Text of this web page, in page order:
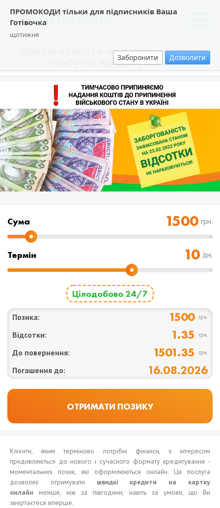
ПРОМОКОДИ тільки для підписників Ваша
Готівочка
щотижня
Заборонити Дозволити
Швидкі кредити на картку онлайн:
майбутнє кредитування
Cума грн.
Термін дн.
Цілодобово 24/7
Позика: 1500 грн.
Відсотки: 1.35 грн.
До повернення: 1501.35 грн.
Погашення до: 16.08.2026
Клієнти, яким терміново потрібні фінанси, з інтересом
придивляються до нового і сучасного формату кредитування -
моментальних позик, які оформлюються онлайн. Ця послуга
дозволяє отримувати швидкі кредити на картку
онлайн менше, ніж за півгодини, навіть за умови, що Ви
звертаєтеся вперше.